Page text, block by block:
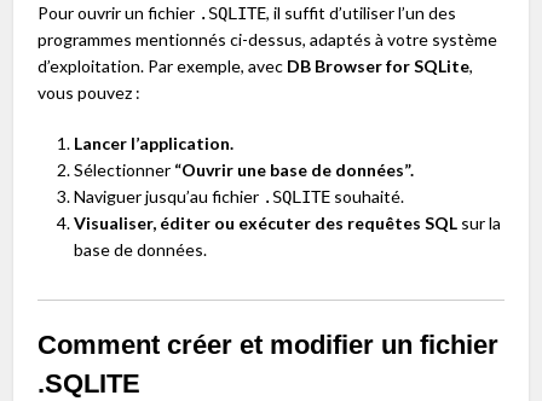
Pour ouvrir un fichier .SQLITE, il suffit d’utiliser l’un des
programmes mentionnés ci-dessus, adaptés à votre système
d’exploitation. Par exemple, avec DB Browser for SQLite,
vous pouvez :
Lancer l’application.
Sélectionner “Ouvrir une base de données”.
Naviguer jusqu’au fichier .SQLITE souhaité.
Visualiser, éditer ou exécuter des requêtes SQL sur la
base de données.
Comment créer et modifier un fichier
.SQLITE